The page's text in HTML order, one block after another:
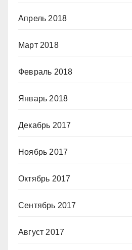
Апрель 2018
Март 2018
Февраль 2018
Январь 2018
Декабрь 2017
Ноябрь 2017
Октябрь 2017
Сентябрь 2017
Август 2017